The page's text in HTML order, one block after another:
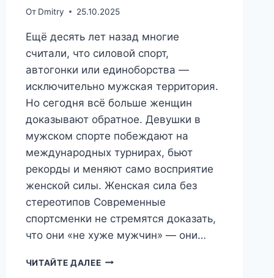
От Dmitry 25.10.2025
Ещё десять лет назад многие
считали, что силовой спорт,
автогонки или единоборства —
исключительно мужская территория.
Но сегодня всё больше женщин
доказывают обратное. Девушки в
мужском спорте побеждают на
международных турнирах, бьют
рекорды и меняют само восприятие
женской силы. Женская сила без
стереотипов Современные
спортсменки не стремятся доказать,
что они «не хуже мужчин» — они…
ЧИТАЙТЕ ДАЛЕЕОТ